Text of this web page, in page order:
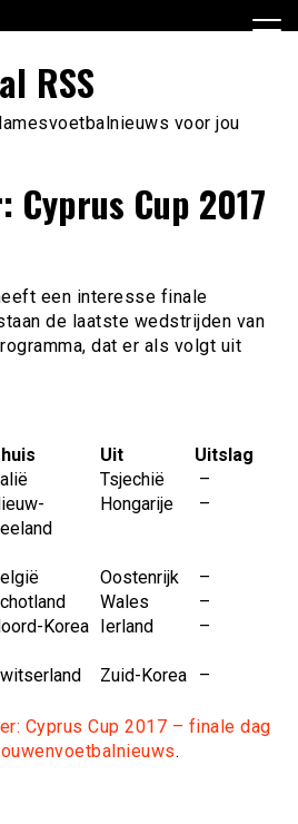
RSS
voor jou
Cup 2017
een interesse finale
de laatste wedstrijden van
dat er als volgt uit
Uit
Uitslag
Tsjechië
–
Hongarije –
Oostenrijk
–
Wales
–
Korea Ierland
–
Zuid-Korea –
Cyprus Cup 2017 – finale dag
.